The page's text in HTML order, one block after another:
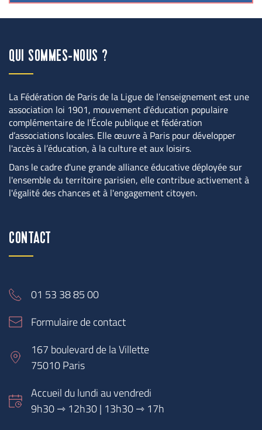
QUI SOMMES-NOUS ?
La Fédération de Paris de la Ligue de l’enseignement est une
association loi 1901, mouvement d'éducation populaire
complémentaire de l’École publique et fédération
d’associations locales. Elle œuvre à Paris pour développer
l'accès à l’éducation, à la culture et aux loisirs.
Dans le cadre d'une grande alliance éducative déployée sur
l'ensemble du territoire parisien, elle contribue activement à
l'égalité des chances et à l'engagement citoyen.
CONTACT
01 53 38 85 00
Formulaire de contact
167 boulevard de la Villette
75010 Paris
Accueil du lundi au vendredi
9h30 ⇾ 12h30 | 13h30 ⇾ 17h